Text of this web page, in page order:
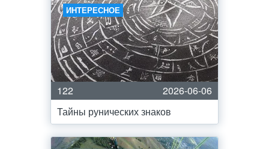
ИНТЕРЕСНОЕ
122
2026-06-06
Тайны рунических знаков